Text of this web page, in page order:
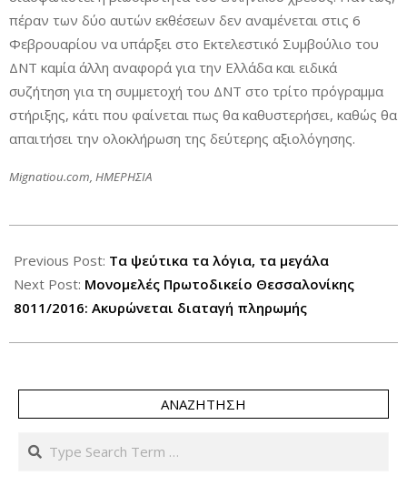
πέραν των δύο αυτών εκθέσεων δεν αναμένεται στις 6
Φεβρουαρίου να υπάρξει στο Εκτελεστικό Συμβούλιο του
ΔΝΤ καμία άλλη αναφορά για την Ελλάδα και ειδικά
συζήτηση για τη συμμετοχή του ΔΝΤ στο τρίτο πρόγραμμα
στήριξης, κάτι που φαίνεται πως θα καθυστερήσει, καθώς θα
απαιτήσει την ολοκλήρωση της δεύτερης αξιολόγησης.
Μignatiou.com, ΗΜΕΡΗΣΙΑ
01-
26
Previous Post: Τα ψεύτικα τα λόγια, τα μεγάλα
Next Post: Μονομελές Πρωτοδικείο Θεσσαλονίκης
8011/2016: Aκυρώνεται διαταγή πληρωμής
ΑΝΑΖΉΤΗΣΗ
Search